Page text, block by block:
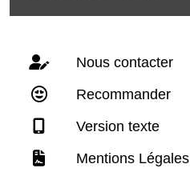
Nous contacter
Recommander
Version texte
Mentions Légales